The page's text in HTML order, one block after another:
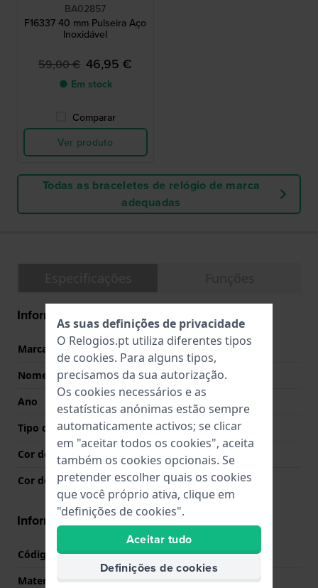
BA02857
F16337 40 mm Pulseira Aço
Inoxidável
59,00 € 46,95 €
● Em stock
Comparar
Ver produto
Todas as braceletes de relógio de marca
adequadas
Informação geral
Marca
Festina
Nome
F16338
Ano
2007 Primavera / Verão
Tipo de Mostrador
Analógico
Cor do mostrador
Branco
Cor dos ponteiros (h,m,s)
Ouro, Ouro
Informações caixa
Código de caixa
F16338
Material
Aço inoxidável
As suas definições de privacidade
O Relogios.pt utiliza diferentes tipos
de cookies. Para alguns tipos,
precisamos da sua autorização.
Os cookies necessários e as
estatísticas anónimas estão sempre
automaticamente activos; se clicar
em "aceitar todos os cookies", aceita
também os cookies opcionais. Se
pretender escolher quais os cookies
que você próprio ativa, clique em
"definições de cookies".
Aceitar tudo
Definições de cookies